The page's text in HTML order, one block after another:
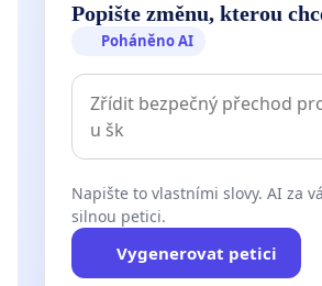
Popište změnu, kterou
Poháněno AI
Napište to vlastními slovy. AI za
silnou petici.
Vygenerovat petici